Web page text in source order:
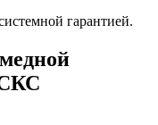
гарантией.